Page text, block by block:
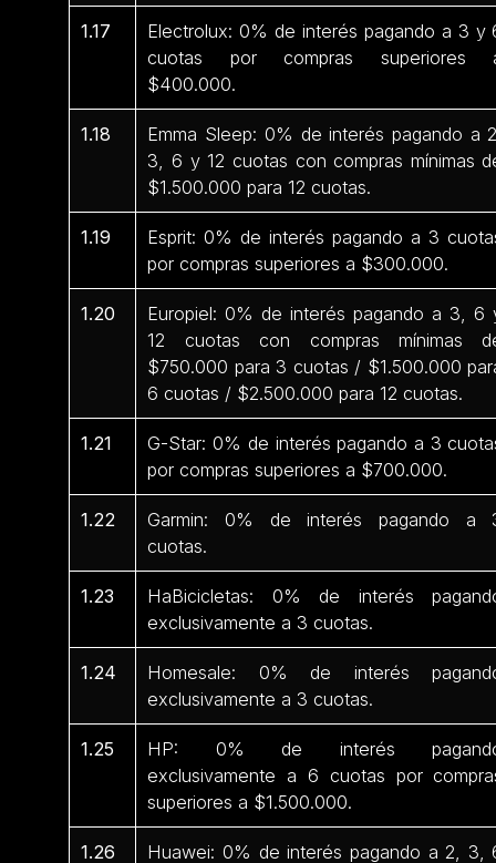
1.17
Electrolux: 0% de interés pagando a 3 y
cuotas por compras superiores
$400.000.
1.18
Emma Sleep: 0% de interés pagando a
3, 6 y 12 cuotas con compras mínimas
$1.500.000 para 12 cuotas.
1.19
Esprit: 0% de interés pagando a 3
por compras superiores a $300.000.
1.20
Europiel: 0% de interés pagando a 3, 6
12 cuotas con compras mínimas
$750.000 para 3 cuotas / $1.500.000
6 cuotas / $2.500.000 para 12 cuotas.
1.21
G-Star: 0% de interés pagando a 3
por compras superiores a $700.000.
1.22
Garmin: 0% de interés pagando a
cuotas.
1.23
HaBicicletas: 0% de interés
exclusivamente a 3 cuotas.
1.24
Homesale: 0% de interés
exclusivamente a 3 cuotas.
1.25
HP: 0% de interés
exclusivamente a 6 cuotas por
superiores a $1.500.000.
1.26
Huawei: 0% de interés pagando a 2, 3,